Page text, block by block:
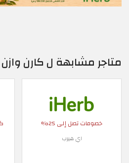
متاجر مشابهة ل كارن
خصومات تصل إلى 25%
اي هيرب